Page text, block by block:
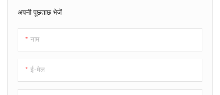
अपनी पूछताछ भेजें
नाम
ई-मेल